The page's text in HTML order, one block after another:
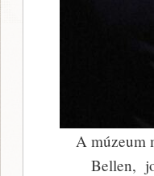
A múzeum
Bellen,